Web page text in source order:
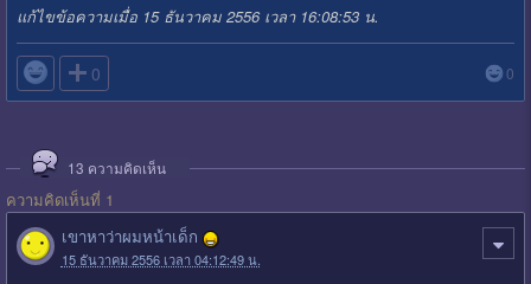
แก้ไขข้อความเมื่อ 15 ธันวาคม 2556 เวลา 16:08:53 น.
 0 0
13 ความคิดเห็น
ความคิดเห็นที่ 1
เขาหาว่าผมหน้าเด็ก
15 ธันวาคม 2556 เวลา 04:12:49 น.